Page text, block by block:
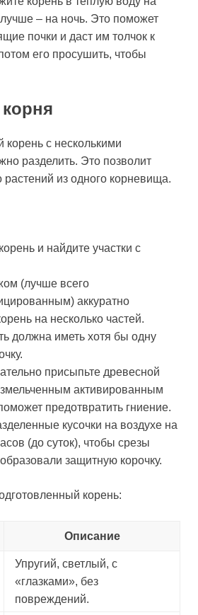
лучше – на ночь. Это поможет
почки и даст им толчок к
его просушить, чтобы
корень с несколькими
разделить. Это позволит
растений из одного корневища.
и найдите участки с
(лучше всего
аккуратно
на несколько частей.
должна иметь хотя бы одну
присыпьте древесной
активированным
предотвратить гниение.
кусочки на воздухе на
(до суток), чтобы срезы
защитную корочку.
корень:
Описание
Упругий, светлый, с
«глазками», без
повреждений.